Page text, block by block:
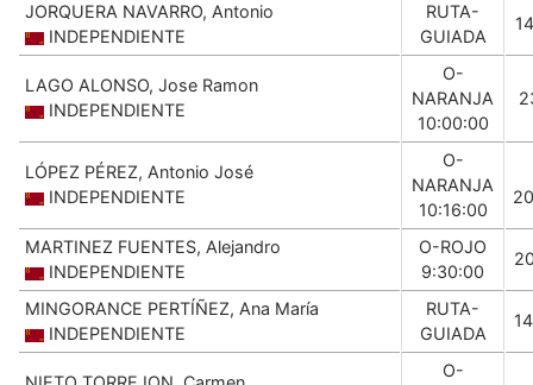
JORQUERA NAVARRO, Antonio
INDEPENDIENTE
RUTA-
GUIADA
LAGO ALONSO, Jose Ramon
INDEPENDIENTE
O-
NARANJA
10:00:00
LÓPEZ PÉREZ, Antonio José
INDEPENDIENTE
O-
NARANJA
10:16:00
MARTINEZ FUENTES, Alejandro
INDEPENDIENTE
O-ROJO
9:30:00
MINGORANCE PERTÍÑEZ, Ana María
INDEPENDIENTE
RUTA-
GUIADA
O-